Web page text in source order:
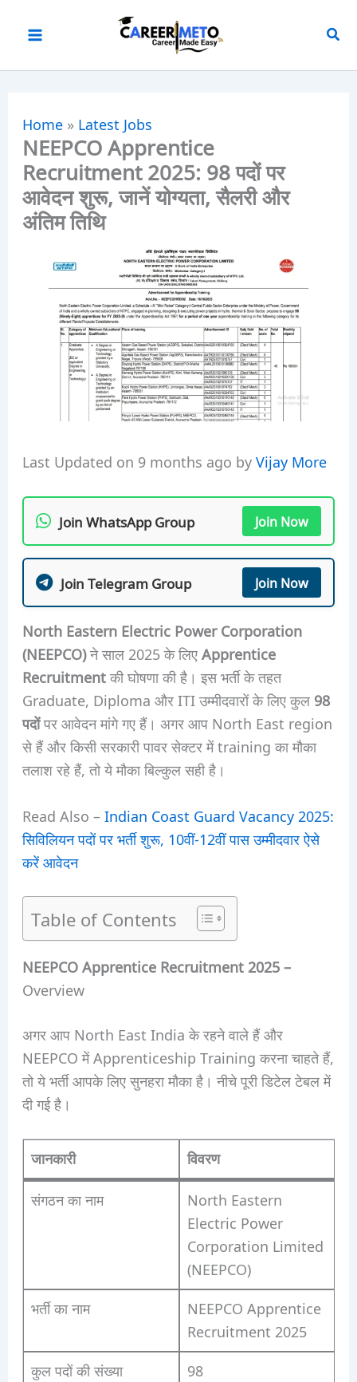
Home» Latest Jobs
NEEPCO Apprentice
Recruitment 2025: 98 पदों पर
आवेदन शुरू, जानें योग्यता, सैलरी और
अंतिम तिथि
Last Updated on 9 months ago byVijay More
Join WhatsApp Group Join Now
Join Telegram Group Join Now
North Eastern Electric Power Corporation
(NEEPCO)ने साल 2025 के लिएApprentice
Recruitmentकी घोषणा की है। इस भर्ती के तहत
Graduate, Diploma और ITI उम्मीदवारों के लिए कुल 98
पदोंपर आवेदन मांगे गए हैं। अगर आप North East region
से हैं और किसी सरकारी पावर सेक्टर में training का मौका
तलाश रहे हैं, तो ये मौका बिल्कुल सही है।
Read Also –Indian Coast Guard Vacancy 2025:
सिविलियन पदों पर भर्ती शुरू, 10वीं-12वीं पास उम्मीदवार ऐसे
करें आवेदन
Table of Contents
NEEPCO Apprentice Recruitment 2025 –
Overview
अगर आप North East India के रहने वाले हैं और
NEEPCO में Apprenticeship Training करना चाहते हैं,
तो ये भर्ती आपके लिए सुनहरा मौका है। नीचे पूरी डिटेल टेबल में
दी गई है।
जानकारी विवरण
संगठन का नाम
North Eastern
Electric Power
Corporation Limited
(NEEPCO)
भर्ती का नाम
NEEPCO Apprentice
Recruitment 2025
कुल पदों की संख्या 98